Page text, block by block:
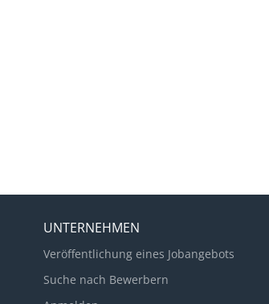
UNTERNEHMEN
Veröffentlichung eines Jobangebots
Suche nach Bewerbern